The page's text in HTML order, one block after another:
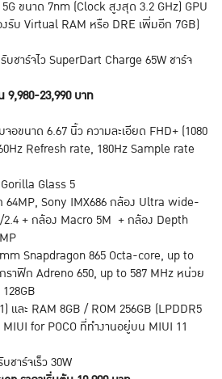
ขนาด 7nm (Clock สูงสุด 3.2 GHz) GPU
รับ Virtual RAM หรือ DRE เพิ่มอีก 7GB)
ชาร์จไว SuperDart Charge 65W ชาร์จ
9,980-23,990 บาท
อขนาด 6.67 นิ้ว ความละเอียด FHD+ (1080
Refresh rate, 180Hz Sample rate
Glass 5
Sony IMX686 กล้อง Ultra wide-
2.4 + กล้อง Macro 5M + กล้อง Depth
Snapdragon 865 Octa-core, up to
ราฟิก Adreno 650, up to 587 MHz หน่วย
ละ RAM 8GB / ROM 256GB (LPDDR5
for POCO ที่ทำงานอยู่บน MIUI 11
าร์จเร็ว 30W